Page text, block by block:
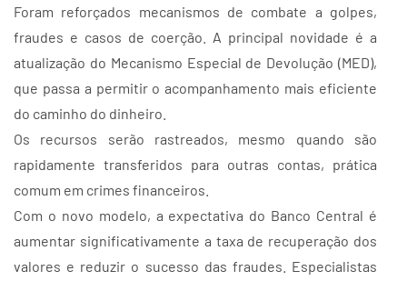
Foram reforçados mecanismos de combate a golpes,
fraudes e casos de coerção. A principal novidade é a
atualização do Mecanismo Especial de Devolução (MED),
que passa a permitir o acompanhamento mais eficiente
do caminho do dinheiro.
Os recursos serão rastreados, mesmo quando são
rapidamente transferidos para outras contas, prática
comum em crimes financeiros.
Com o novo modelo, a expectativa do Banco Central é
aumentar significativamente a taxa de recuperação dos
valores e reduzir o sucesso das fraudes. Especialistas